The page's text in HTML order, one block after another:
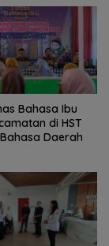
Bahasa Ibu
di HST
Daerah